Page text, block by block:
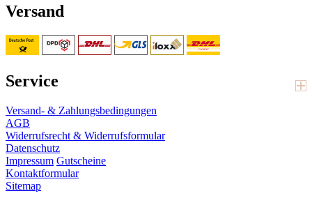
Versand
Service
Versand- & Zahlungsbedingungen
AGB
Widerrufsrecht & Widerrufsformular
Datenschutz
Impressum Gutscheine
Kontaktformular
Sitemap